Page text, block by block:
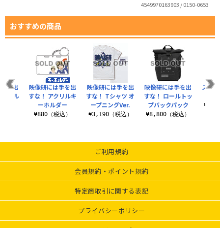
4549970163903 / 0150-0653
おすすめの商品
映像研には手を出
すな！ Tシャツ オ
ープニングVer.
¥3,190（税込）
映像研には手を出
すな！ ロールトッ
プバックパック
¥8,800（税込）
スタ
を出
フル
ペン
映像研には手を出
すな！ アクリルキ
ーホルダー
¥880（税込）
ご利用規約
会員規約・ポイント規約
特定商取引に関する表記
プライバシーポリシー